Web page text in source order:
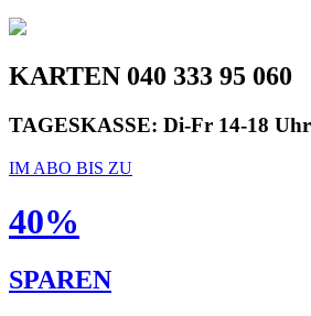
KARTEN 040 333 95 060
TAGESKASSE: Di-Fr 14-18
IM ABO BIS ZU
40%
SPAREN